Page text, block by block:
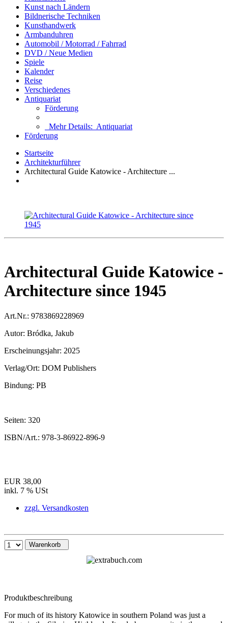
Kunst nach Ländern
Bildnerische Techniken
Kunsthandwerk
Armbanduhren
Automobil / Motorrad / Fahrrad
DVD / Neue Medien
Spiele
Kalender
Reise
Verschiedenes
Antiquariat
Förderung
Mehr Details: Antiquariat
Förderung
Startseite
Architekturführer
Architectural Guide Katowice - Architecture ...
Architectural Guide Katowice -
Architecture since 1945
Art.Nr.: 9783869228969
Autor: Bródka, Jakub
Erscheinungsjahr: 2025
Verlag/Ort: DOM Publishers
Bindung: PB
Seiten: 320
ISBN/Art.: 978-3-86922-896-9
EUR 38,00
inkl. 7 % USt
zzgl. Versandkosten
Warenkorb
Produktbeschreibung
For much of its history Katowice in southern Poland was just a